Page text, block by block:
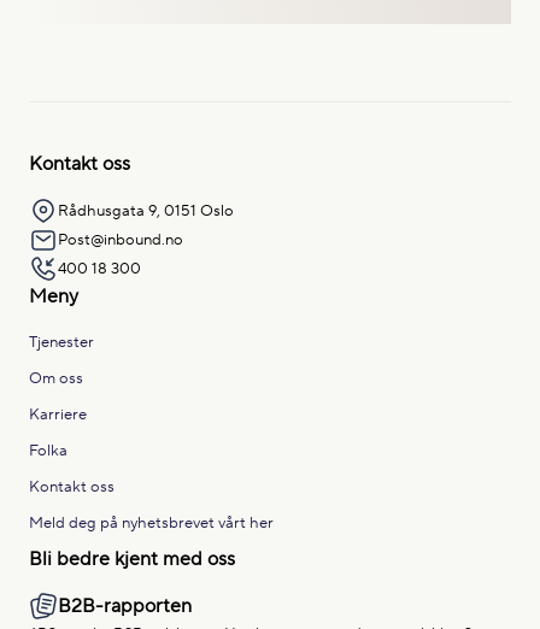
Kontakt oss
Rådhusgata 9, 0151 Oslo
Post@inbound.no
400 18 300
Meny
Tjenester
Om oss
Karriere
Folka
Kontakt oss
Meld deg på nyhetsbrevet vårt her
Bli bedre kjent med oss
B2B-rapporten